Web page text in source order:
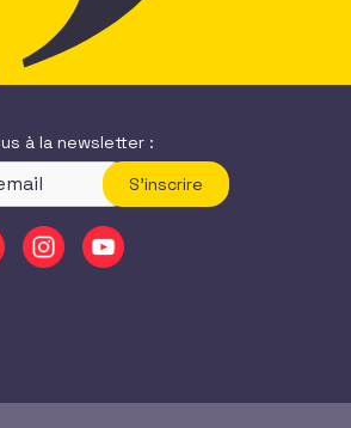
à la newsletter :
S'inscrire